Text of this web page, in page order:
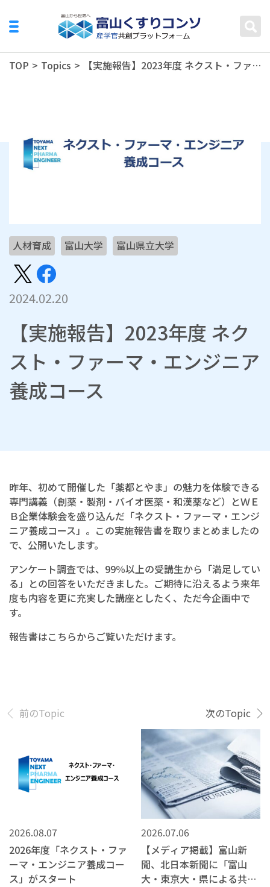
TOP > Topics > 【実施報告】2023年度 ネクスト・ファーマ・エンジニア養成コース
人材育成 富山大学 富山県立大学
2024.02.20
【実施報告】2023年度 ネク
スト・ファーマ・エンジニア
養成コース
昨年、初めて開催した「薬都とやま」の魅力を体験できる
専門講義（創薬・製剤・バイオ医薬・和漢薬など）とＷＥ
Ｂ企業体験会を盛り込んだ「ネクスト・ファーマ・エンジ
ニア養成コース」。この実施報告書を取りまとめましたの
で、公開いたします。
アンケート調査では、99％以上の受講生から「満足してい
る」との回答をいただきました。ご期待に沿えるよう来年
度も内容を更に充実した講座としたく、ただ今企画中で
す。
報告書はこちらからご覧いただけます。
2026.08.07
2026年度「ネクスト・ファ
ーマ・エンジニア養成コー
ス」がスタート
2026.07.06
【メディア掲載】富山新
聞、北日本新聞に「富山
大・東京大・県による共同
前のTopic 次のTopic